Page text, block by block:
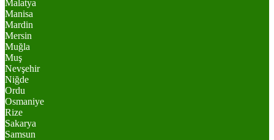
Malatya
Manisa
Mardin
Mersin
Muğla
Muş
Nevşehir
Niğde
Ordu
Osmaniye
Rize
Sakarya
Samsun